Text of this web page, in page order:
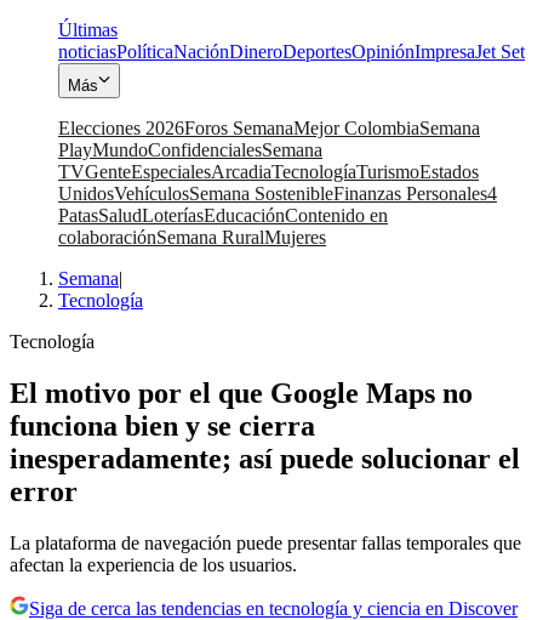
Últimas
noticiasPolíticaNaciónDineroDeportesOpiniónImpresaJet Set
Más
Elecciones 2026Foros SemanaMejor ColombiaSemana
PlayMundoConfidencialesSemana
TVGenteEspecialesArcadiaTecnologíaTurismoEstados
UnidosVehículosSemana SostenibleFinanzas Personales4
PatasSaludLoteríasEducaciónContenido en
colaboraciónSemana RuralMujeres
Semana|
Tecnología
Tecnología
El motivo por el que Google Maps no
funciona bien y se cierra
inesperadamente; así puede solucionar el
error
La plataforma de navegación puede presentar fallas temporales que
afectan la experiencia de los usuarios.
Siga de cerca las tendencias en tecnología y ciencia en Discover